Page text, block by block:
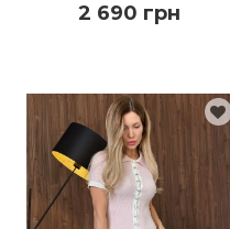
ДЕТАЛЬНІШЕ
2 690 грн